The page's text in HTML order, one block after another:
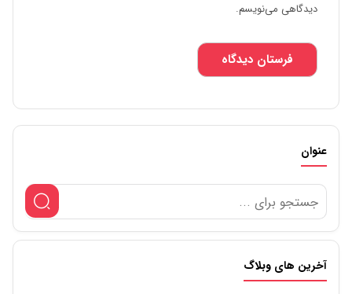
دیدگاهی می‌نویسم.
عنوان
آخرین های وبلاگ